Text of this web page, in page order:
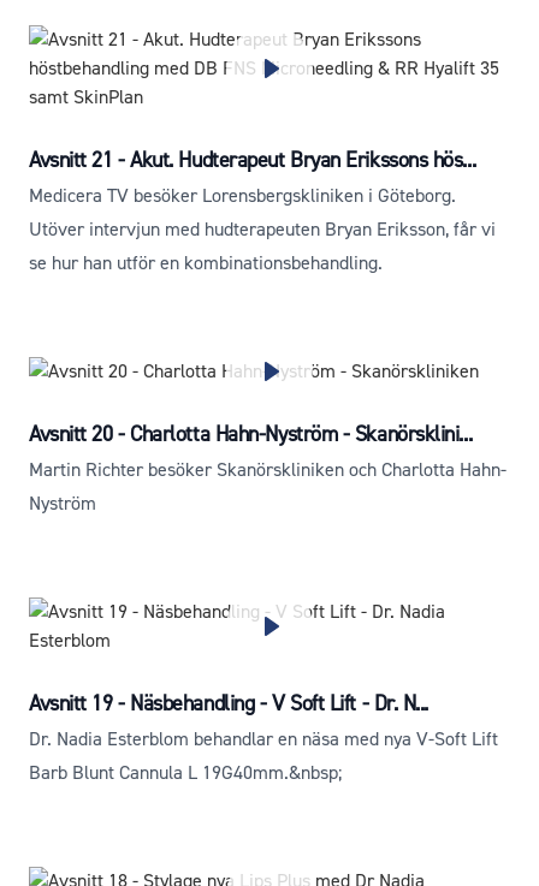
Avsnitt 21 - Akut. Hudterapeut Bryan Erikssons hös...
Medicera TV besöker Lorensbergskliniken i Göteborg.
Utöver intervjun med hudterapeuten Bryan Eriksson, får vi
se hur han utför en kombinationsbehandling.
Avsnitt 20 - Charlotta Hahn-Nyström - Skanörsklini...
Martin Richter besöker Skanörskliniken och Charlotta Hahn-
Nyström
Avsnitt 19 - Näsbehandling - V Soft Lift - Dr. N...
Dr. Nadia Esterblom behandlar en näsa med nya V-Soft Lift
Barb Blunt Cannula L 19G40mm.&nbsp;